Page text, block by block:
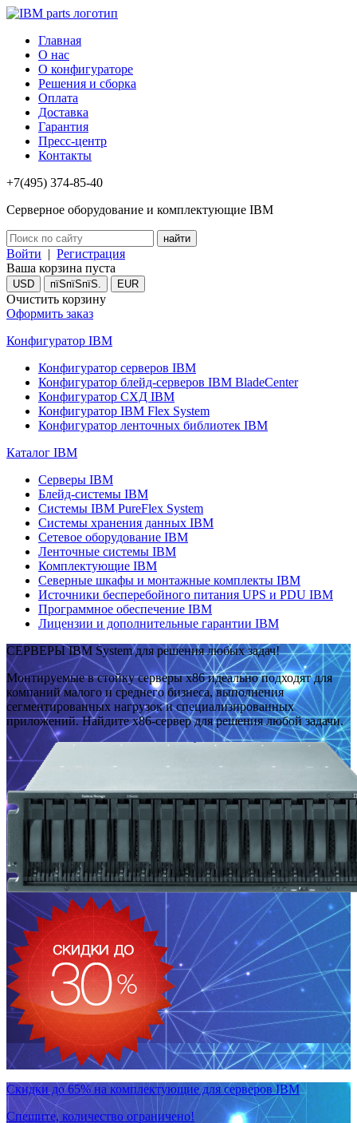
Главная
О нас
О конфигураторе
Решения и сборка
Оплата
Доставка
Гарантия
Пресс-центр
Контакты
+7(495) 374-85-40
Серверное оборудование и комплектующие IBM
Войти | Регистрация
Ваша корзина пуста
USD пїЅпїЅпїЅ. EUR
Очистить корзину
Оформить заказ
Конфигуратор IBM
Конфигуратор серверов IBM
Конфигуратор блейд-серверов IBM BladeCenter
Конфигуратор СХД IBM
Конфигуратор IBM Flex System
Конфигуратор ленточных библиотек IBM
Каталог IBM
Серверы IBM
Блейд-системы IBM
Системы IBM PureFlex System
Системы хранения данных IBM
Сетевое оборудование IBM
Ленточные системы IBM
Комплектующие IBM
Северные шкафы и монтажные комплекты IBM
Источники бесперебойного питания UPS и PDU IBM
Программное обеспечение IBM
Лицензии и дополнительные гарантии IBM
СЕРВЕРЫ IBM System для решения любых задач!
Монтируемые в стойку серверы x86 идеально подходят для
компаний малого и среднего бизнеса, выполнения
сегментированных нагрузок и специализированных
приложений. Найдите x86-сервер для решения любой задачи.
Скидки до 65% на комплектующие для серверов IBM
Спешите, количество ограничено!